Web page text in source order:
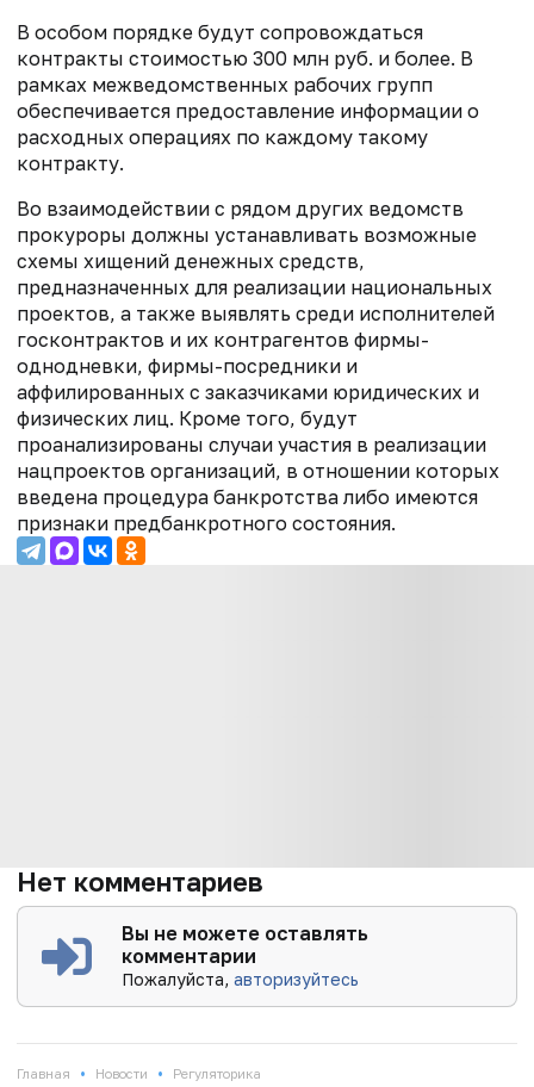
В особом порядке будут сопровождаться
контракты стоимостью 300 млн руб. и более. В
рамках межведомственных рабочих групп
обеспечивается предоставление информации о
расходных операциях по каждому такому
контракту.
Во взаимодействии с рядом других ведомств
прокуроры должны устанавливать возможные
схемы хищений денежных средств,
предназначенных для реализации национальных
проектов, а также выявлять среди исполнителей
госконтрактов и их контрагентов фирмы-
однодневки, фирмы-посредники и
аффилированных с заказчиками юридических и
физических лиц. Кроме того, будут
проанализированы случаи участия в реализации
нацпроектов организаций, в отношении которых
введена процедура банкротства либо имеются
признаки предбанкротного состояния.
Нет комментариев
Вы не можете оставлять
комментарии
Пожалуйста,авторизуйтесь
Главная • Новости • Регуляторика